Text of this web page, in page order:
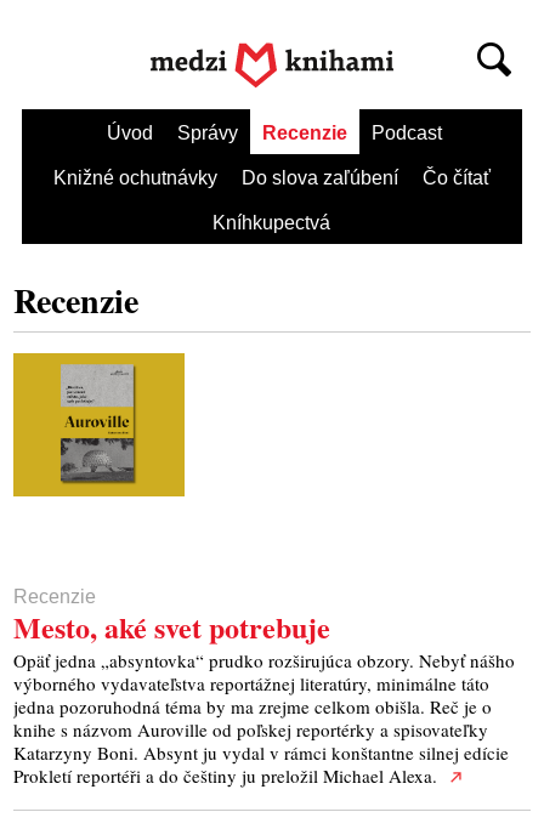
Úvod Správy Recenzie Podcast
Knižné ochutnávky Do slova zaľúbení Čo čítať
Kníhkupectvá
Recenzie
Recenzie
Mesto, aké svet potrebuje
Opäť jedna „absyntovka“ prudko rozširujúca obzory. Nebyť nášho
výborného vydavateľstva reportážnej literatúry, minimálne táto
jedna pozoruhodná téma by ma zrejme celkom obišla. Reč je o
knihe s názvom Auroville od poľskej reportérky a spisovateľky
Katarzyny Boni. Absynt ju vydal v rámci konštantne silnej edície
Prokletí reportéři a do češtiny ju preložil Michael Alexa.